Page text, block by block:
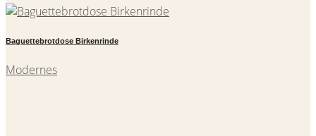
Baguettebrotdose Birkenrinde
Modernes